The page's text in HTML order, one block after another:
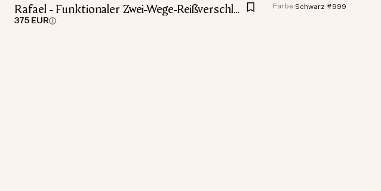
Rafael - Funktionaler Zwei-Wege-Reißverschluss jacke
375 EUR
Farbe:Schwarz #999